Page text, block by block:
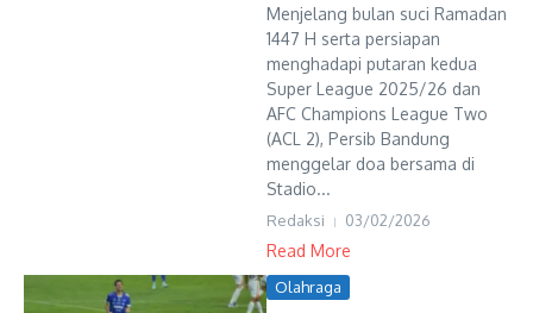
Menjelang bulan suci Ramadan
1447 H serta persiapan
menghadapi putaran kedua
Super League 2025/26 dan
AFC Champions League Two
(ACL 2), Persib Bandung
menggelar doa bersama di
Stadio...
Redaksi 03/02/2026
Read More
Olahraga